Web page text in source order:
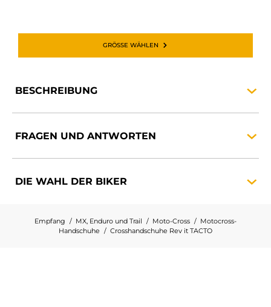
GRÖSSE WÄHLEN
BESCHREIBUNG
FRAGEN UND ANTWORTEN
DIE WAHL DER BIKER
Empfang MX, Enduro und Trail Moto-Cross
Motocross-
Handschuhe
Crosshandschuhe Rev it TACTO